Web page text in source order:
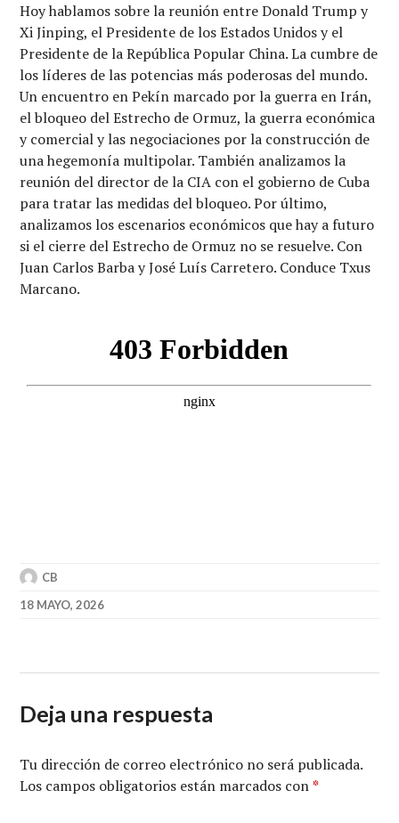
Hoy hablamos sobre la reunión entre Donald Trump y
Xi Jinping, el Presidente de los Estados Unidos y el
Presidente de la República Popular China. La cumbre de
los líderes de las potencias más poderosas del mundo.
Un encuentro en Pekín marcado por la guerra en Irán,
el bloqueo del Estrecho de Ormuz, la guerra económica
y comercial y las negociaciones por la construcción de
una hegemonía multipolar. También analizamos la
reunión del director de la CIA con el gobierno de Cuba
para tratar las medidas del bloqueo. Por último,
analizamos los escenarios económicos que hay a futuro
si el cierre del Estrecho de Ormuz no se resuelve. Con
Juan Carlos Barba y José Luís Carretero. Conduce Txus
Marcano.
CB
18 MAYO, 2026
Deja una respuesta
Tu dirección de correo electrónico no será publicada.
Los campos obligatorios están marcados con*